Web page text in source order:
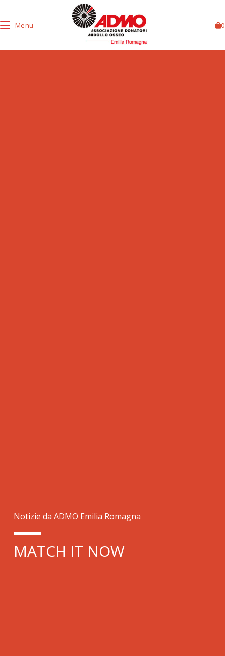
Menu 0
Notizie da ADMO Emilia Romagna
MATCH IT NOW